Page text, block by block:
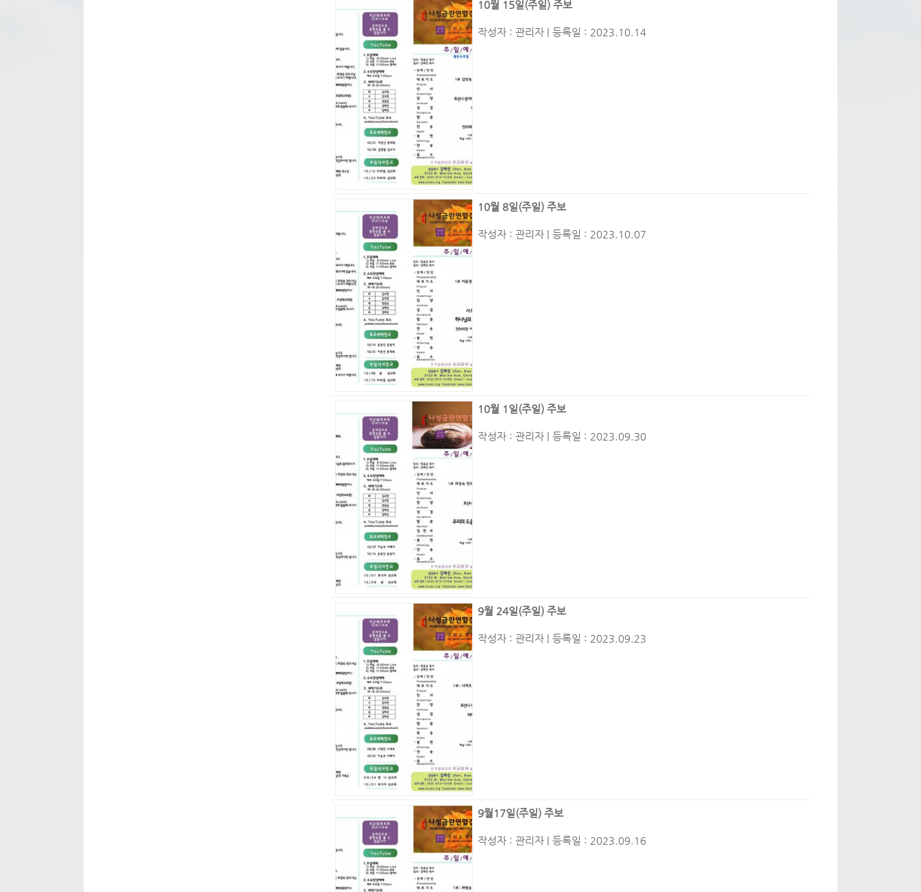
10월 15일(주일) 주보
작성자 : 관리자| 등록일 : 2023.10.14
10월 8일(주일) 주보
작성자 : 관리자| 등록일 : 2023.10.07
10월 1일(주일) 주보
작성자 : 관리자| 등록일 : 2023.09.30
9월 24일(주일) 주보
작성자 : 관리자| 등록일 : 2023.09.23
9월17일(주일) 주보
작성자 : 관리자| 등록일 : 2023.09.16